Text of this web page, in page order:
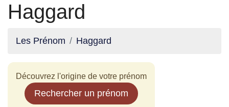
Haggard
Les Prénom Haggard
Découvrez l'origine de votre prénom
Rechercher un prénom